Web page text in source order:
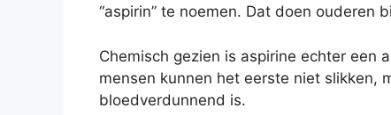
“aspirin” te noemen. Dat doen ouderen
Chemisch gezien is aspirine echter een
mensen kunnen het eerste niet slikken,
bloedverdunnend is.